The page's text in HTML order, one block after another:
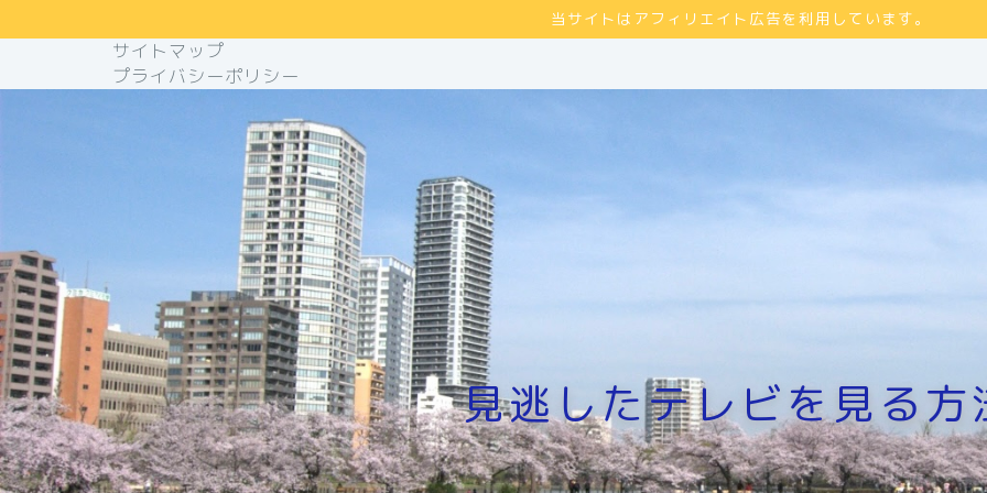
当サイトはアフィリエイト広告を利用しています。
サイトマップ
プライバシーポリシー
見逃したテレビを見る方